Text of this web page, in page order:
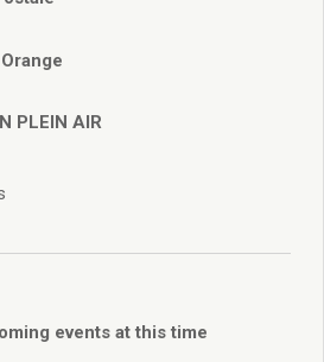
civil
conseil municipal
2025
2022
2021
2020
PLEIN AIR
events at this time